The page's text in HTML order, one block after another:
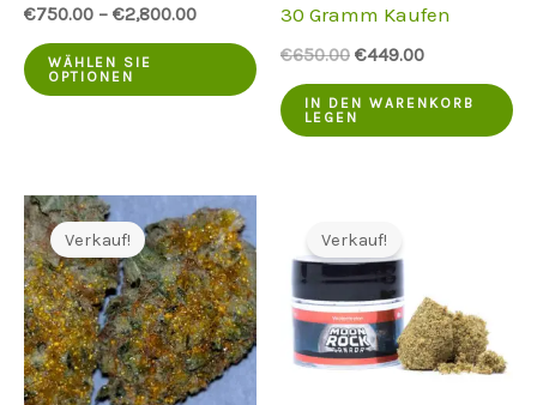
werden
€750.00 – €2,800.00
WÄHLEN SIE
OPTIONEN
Dieses
Produkt
Die
Optionen
können
30 Gramm Kaufen
€650.00 Der
Preis
war:
€449.00Der
Preis
IN DEN WARENKORB
LEGEN
Verkauf! Verkauf!